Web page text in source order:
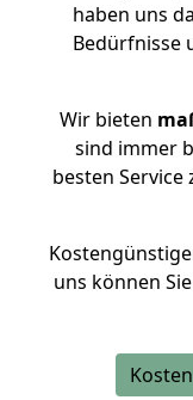
haben uns
Bedürfnisse
Wir bieten
sind immer
besten Service
uns können